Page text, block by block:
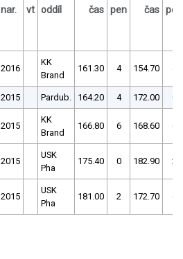
nar. vt oddíl čas pen čas pen
2016
KK
Brand
161.30 4 154.70 4
2015 Pardub. 164.20 4 172.00 0
2015
KK
Brand
166.80 6 168.60 6
2015
USK
Pha
175.40 0 182.90 2
2015
USK
Pha
181.00 2 172.70 6